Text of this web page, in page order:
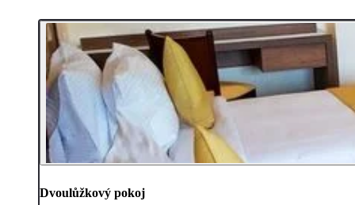
Dvoulůžkový pokoj